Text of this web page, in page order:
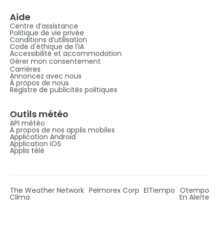
Aide
Centre d’assistance
Politique de vie privée
Conditions d’utilisation
Code d'éthique de l'IA
Accessibilité et accommodation
Gérer mon consentement
Carrières
Annoncez avec nous
À propos de nous
Registre de publicités politiques
Outils météo
API météo
À propos de nos applis mobiles
Application Android
Application iOS
Applis télé
The Weather Network Pelmorex Corp ElTiempo Otempo
Clima En Alerte